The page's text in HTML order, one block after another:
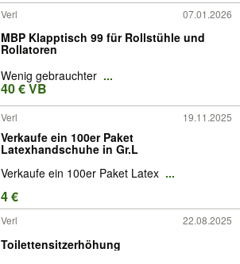
Verl 07.01.2026
MBP Klapptisch 99 für Rollstühle und
Rollatoren
Wenig gebrauchter ...
40 € VB
Verl 19.11.2025
Verkaufe ein 100er Paket
Latexhandschuhe in Gr.L
Verkaufe ein 100er Paket Latex ...
4 €
Verl 22.08.2025
Toilettensitzerhöhung